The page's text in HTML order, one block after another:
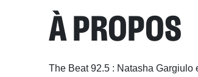
À PROPOS
The Beat 92.5 : Natasha Gargiulo